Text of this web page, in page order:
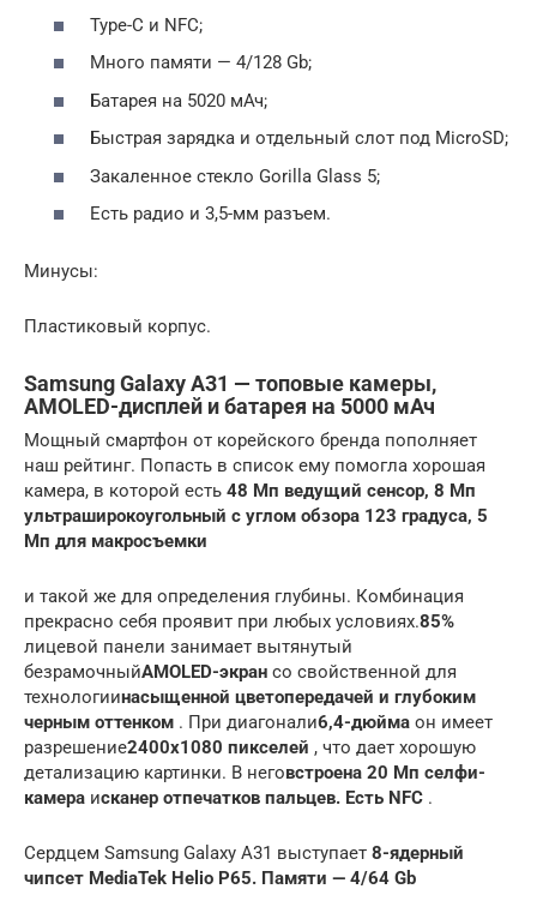
Type-C и NFC;
Много памяти — 4/128 Gb;
Батарея на 5020 мАч;
Быстрая зарядка и отдельный слот под MicroSD;
Закаленное стекло Gorilla Glass 5;
Есть радио и 3,5-мм разъем.
Минусы:
Пластиковый корпус.
Samsung Galaxy A31 — топовые камеры,
AMOLED-дисплей и батарея на 5000 мАч
Мощный смартфон от корейского бренда пополняет
наш рейтинг. Попасть в список ему помогла хорошая
камера, в которой есть 48 Мп ведущий сенсор, 8 Мп
ультраширокоугольный с углом обзора 123 градуса, 5
Мп для макросъемки
и такой же для определения глубины. Комбинация
прекрасно себя проявит при любых условиях.85%
лицевой панели занимает вытянутый
безрамочныйAMOLED-экран со свойственной для
технологиинасыщенной цветопередачей и глубоким
черным оттенком . При диагонали6,4-дюйма он имеет
разрешение2400х1080 пикселей , что дает хорошую
детализацию картинки. В неговстроена 20 Мп селфи-
камера исканер отпечатков пальцев. Есть NFC .
Сердцем Samsung Galaxy A31 выступает 8-ядерный
чипсет MediaTek Helio P65. Памяти — 4/64 Gb